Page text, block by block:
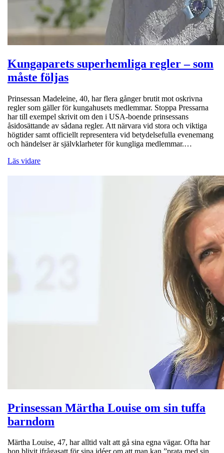
Kungaparets superhemliga regler – som
måste följas
Prinsessan Madeleine, 40, har flera gånger brutit mot oskrivna
regler som gäller för kungahusets medlemmar. Stoppa Pressarna
har till exempel skrivit om den i USA-boende prinsessans
åsidosättande av sådana regler. Att närvara vid stora och viktiga
högtider samt officiellt representera vid betydelsefulla evenemang
och händelser är självklarheter för kungliga medlemmar.…
Läs vidare
Prinsessan Märtha Louise om sin tuffa
barndom
Märtha Louise, 47, har alltid valt att gå sina egna vägar. Ofta har